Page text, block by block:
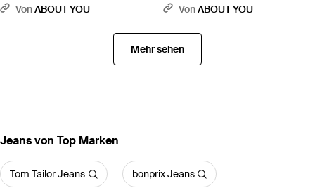
VonABOUT YOU
VonABOUT YOU
Mehr sehen
Jeans von Top Marken
Tom Tailor Jeans bonprix Jeans